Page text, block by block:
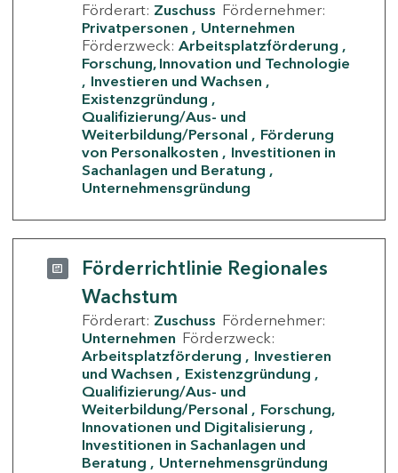
Förderart: Zuschuss Fördernehmer:
Privatpersonen
Unternehmen
Förderzweck: Arbeitsplatzförderung
Forschung, Innovation und Technologie
Investieren und Wachsen
Existenzgründung
Qualifizierung/Aus- und
Weiterbildung/Personal
Förderung
von Personalkosten
Investitionen in
Sachanlagen und Beratung
Unternehmensgründung
Förderrichtlinie Regionales
Wachstum
Förderart: Zuschuss Fördernehmer:
Unternehmen Förderzweck:
Arbeitsplatzförderung
Investieren
und Wachsen
Existenzgründung
Qualifizierung/Aus- und
Weiterbildung/Personal
Forschung,
Innovationen und Digitalisierung
Investitionen in Sachanlagen und
Beratung
Unternehmensgründung